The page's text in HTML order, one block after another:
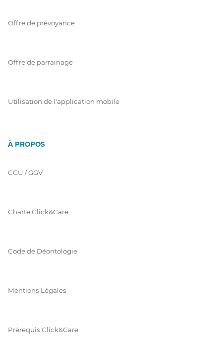
Offre de prévoyance
Offre de parrainage
Utilisation de l'application mobile
À PROPOS
CGU / GGV
Charte Click&Care
Code de Déontologie
Mentions Légales
Prérequis Click&Care